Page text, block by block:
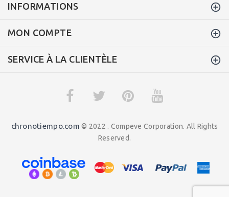
INFORMATIONS
MON COMPTE
SERVICE À LA CLIENTÈLE
chronotiempo.com © 2022 . Compeve Corporation. All Rights
Reserved.